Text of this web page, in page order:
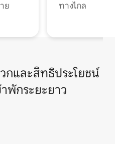
ย
ทางไกล
กและสิทธิประโยชน์
พักระยะยาว